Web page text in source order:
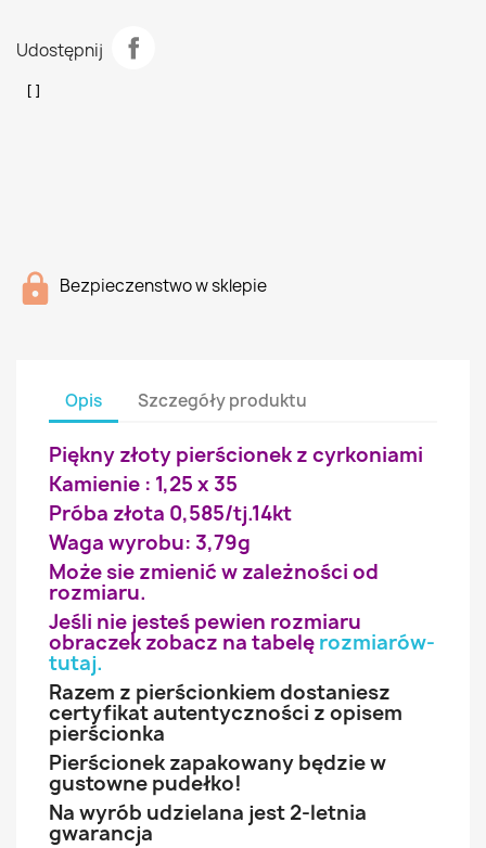
Udostępnij
Bezpieczenstwo w sklepie
Opis Szczegóły produktu
Piękny złoty pierścionek z cyrkoniami
Kamienie : 1,25 x 35
Próba złota 0,585/tj.14kt
Waga wyrobu: 3,79g
Może sie zmienić w zależności od
rozmiaru.
Jeśli nie jesteś pewien rozmiaru
obraczek zobacz na tabelę rozmiarów-
tutaj.
Razem z pierścionkiem dostaniesz
certyfikat autentyczności z opisem
pierścionka
Pierścionek zapakowany będzie w
gustowne pudełko!
Na wyrób udzielana jest 2-letnia
gwarancja